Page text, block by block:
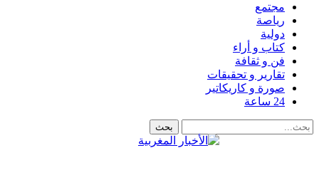
مجتمع
رياصة
دولية
كتاب و أراء
فن و ثقافة
تقارير و تحقيقات
صورة و كاريكاتير
24 ساعة